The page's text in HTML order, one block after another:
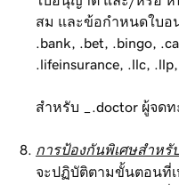
สม และข้อกำหนดใบอ
.bank, .bet, .bingo,
.lifeinsurance, .llc,
สำหรับ _.doctor ผู้จด
การป้องกันพิเศษสำหรั
จะปฏิบัติตามขั้นตอนที่